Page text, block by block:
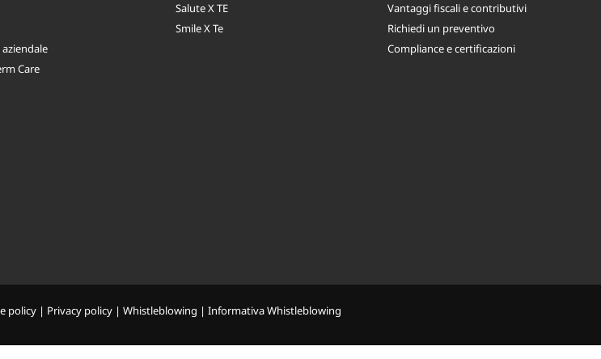
Care
Salute X TE
Smile X Te
Vantaggi fiscali e contributivi
Richiedi un preventivo
Compliance e certificazioni
policy | Privacy policy | Whistleblowing | Informativa Whistleblowing